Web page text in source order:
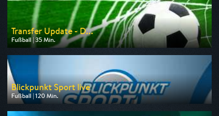
Transfer Update - D...
Fußball | 35 Min.
Ausgestrahlt von Nitro
am 10.08.2026, 19:40
Blickpunkt Sport live
Fußball | 120 Min.
Ausgestrahlt von BR
am 15.08.2026, 14:00